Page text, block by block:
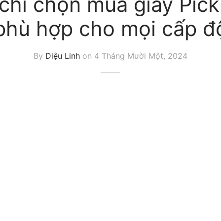
hợp cho mọi cấp
By Diệu Linh on 4 Tháng Mười Một, 2024